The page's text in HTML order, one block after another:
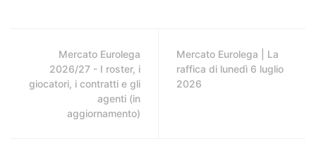
Mercato Eurolega
2026/27 - I roster, i
giocatori, i contratti e gli
agenti (in
aggiornamento)
Mercato Eurolega | La
raffica di lunedì 6 luglio
2026